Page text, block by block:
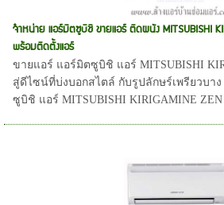
จำหน่าย แอร์มิตซูบิชิ ขายแอร์ ติดผนัง MITSUBISHI
พร้อมติดตั้งแอร์
ขายแอร์ แอร์มิตซูบิชิ แอร์ MITSUBISHI
สู่ดีไซน์ที่บ่งบอกสไตล์ กับรูปลักษร์เพรียวบา
ซูบิชิ แอร์ MITSUBISHI KIRIGAMINE